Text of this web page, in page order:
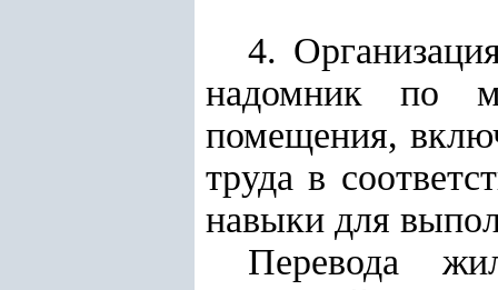
4.
надомник по
помещения,
труда в
навыки для
Перевода